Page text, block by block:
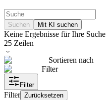
Suchen Mit KI suchen
Keine Ergebnisse für Ihre Suche
25 Zeilen
Sortieren nach
Filter
Filter
Filter Zurücksetzen